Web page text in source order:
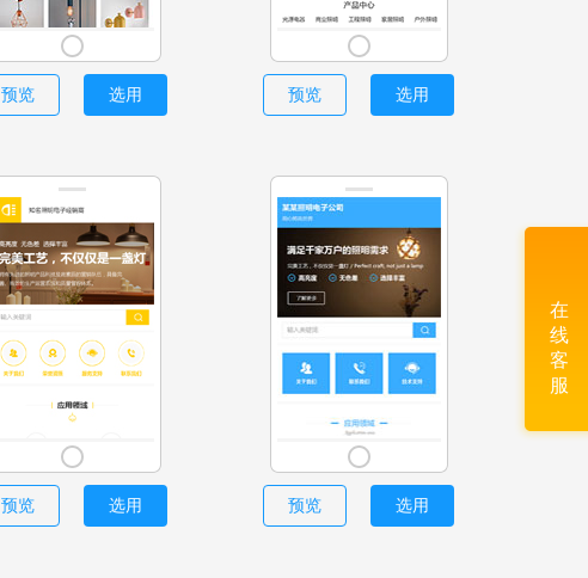
预览 选用 预览 选用
预览 选用 预览 选用
在
线
客
服